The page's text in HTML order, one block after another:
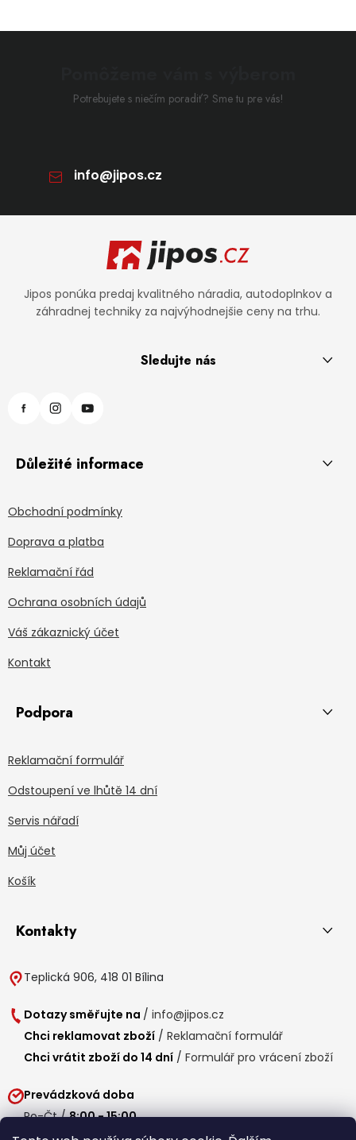
Potrebujete s niečím poradiť? Sme tu pre vás!
info@jipos.cz
Zápätie
Jipos ponúka predaj kvalitného náradia, autodoplnkov a
záhradnej techniky za najvýhodnejšie ceny na trhu.
Sledujte nás
Důležité informace
Obchodní podmínky
Doprava a platba
Reklamační řád
Ochrana osobních údajů
Váš zákaznický účet
Kontakt
Podpora
Reklamační formulář
Odstoupení ve lhůtě 14 dní
Servis nářadí
Můj účet
Košík
Kontakty
Teplická 906, 418 01 Bílina
Dotazy směřujte na / info@jipos.cz
Chci reklamovat zboží / Reklamační formulář
Chci vrátit zboží do 14 dní / Formulář pro vrácení zboží
Prevádzková doba
Po-Čt /8:00 - 15:00